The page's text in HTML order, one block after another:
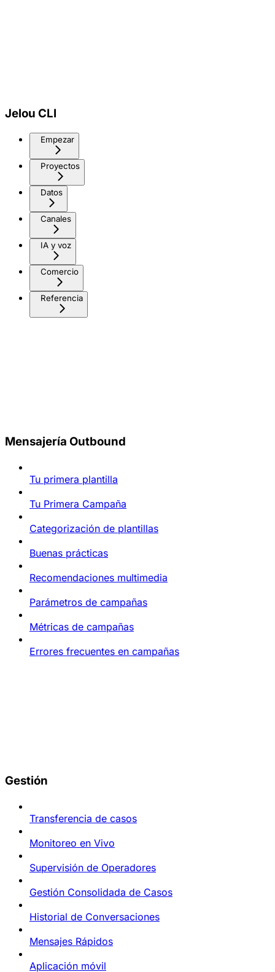
Jelou CLI
Empezar
Proyectos
Datos
Canales
IA y voz
Comercio
Referencia
Mensajería Outbound
Tu primera plantilla
Tu Primera Campaña
Categorización de plantillas
Buenas prácticas
Recomendaciones multimedia
Parámetros de campañas
Métricas de campañas
Errores frecuentes en campañas
Gestión
Transferencia de casos
Monitoreo en Vivo
Supervisión de Operadores
Gestión Consolidada de Casos
Historial de Conversaciones
Mensajes Rápidos
Aplicación móvil